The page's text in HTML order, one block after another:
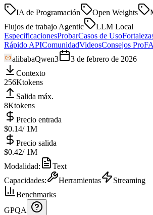
IA de Programación Open Weights
Flujos de trabajo Agentic
LLM Local
EspecificacionesProbarCasos de Uso
Rápido APIComunidadVideosConsejos Pro
alibabaQwen3
3 de febrero de 2026
Contexto
256Ktokens
Salida máx.
8Ktokens
Precio entrada
$0.14/ 1M
Precio salida
$0.42/ 1M
Modalidad:
Text
Capacidades: Herramientas
Streaming
Benchmarks
GPQA